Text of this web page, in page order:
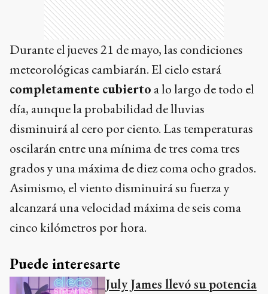
Durante el jueves 21 de mayo, las condiciones
meteorológicas cambiarán. El cielo estará
completamente cubierto a lo largo de todo el
día, aunque la probabilidad de lluvias
disminuirá al cero por ciento. Las temperaturas
oscilarán entre una mínima de tres coma tres
grados y una máxima de diez coma ocho grados.
Asimismo, el viento disminuirá su fuerza y
alcanzará una velocidad máxima de seis coma
cinco kilómetros por hora.
Puede interesarte
July James llevó su potencia